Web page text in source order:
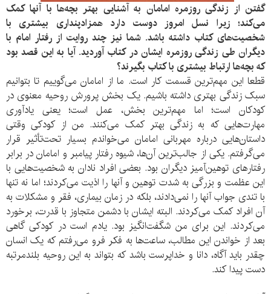
گفتن از زندگی روزمره امامان به آشنایی بهتر بچه‌ها با آنها کمک
می‌کند؛ زیرا نسل امروز دوست دارد همزادپنداری بیشتری با
شخصیت‌های کتاب داشته باشد. شما نیز چند روایت از رفتار امام با
دیگران طی زندگی روزمره ایشان در کتاب آوردید. آیا به این قصد بود
که بچه‌ها ارتباط بیشتری با کتاب بگیرند؟
قطعا این مهم‌ترین قسمت کار است. ما از امامان می‌گوییم تا بتوانیم
سبک زندگی بهتری داشته باشیم. یک بخش پرورش روحیه معنوی در
کودکان است؛ اما مهم‌ترین بخش، عمل است؛ یعنی یادآوری
مهارت‌هایی که به زندگی بهتر کمک می‌کنند. من از کودکی وقتی
داستان‌هایی درباره مهربانی امامان می‌خواندم بسیار تحت‌تأثیر قرار
می‌گرفتم. یکی از جالب‌ترین آن‌ها، شیوه رفتار پیامبر و امامان در برابر
رفتارهای توهین‌آمیز دیگران بود. بعضی افراد نادان به شخصیت‌هایی با
این عظمت و بزرگی به شدت توهین و آنها را اذیت می‌کردند؛ اما نه تنها
با تندی جواب آنها را نمی‌دادند، بلکه در زمان بیماری، فقر و مشکلات به
آن افراد کمک می‌کردند. البته ایشان با دشمن متجاوز با قدرت، برخورد
می‌کردند. این برای من شگفت‌انگیز بود. یادم است در کودکی گاهی
بعد از خواندن این مطالب، ساعت‌ها به فکر فرو می‌رفتم که یک انسان
چقدر باید آگاه، دانا و خداپرست باشد که بتواند به این روحیه بلندمرتبه
دست پیدا کند.